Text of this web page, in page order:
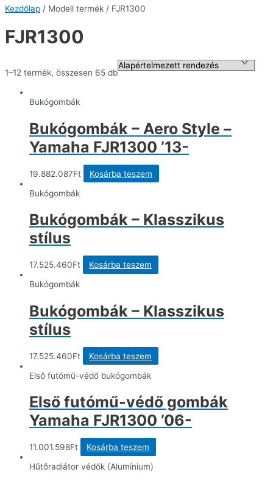
Kezdőlap / Modell termék / FJR1300
FJR1300
1–12 termék, összesen 65 db
Bukógombák
Bukógombák – Aero Style –
Yamaha FJR1300 ’13-
19.882.087Ft
Kosárba teszem
Bukógombák
Bukógombák – Klasszikus
stílus
17.525.460Ft
Kosárba teszem
Bukógombák
Bukógombák – Klasszikus
stílus
17.525.460Ft
Kosárba teszem
Első futómű-védő bukógombák
Első futómű-védő gombák
Yamaha FJR1300 ’06-
11.001.598Ft
Kosárba teszem
Hűtőradiátor védők (Alumínium)